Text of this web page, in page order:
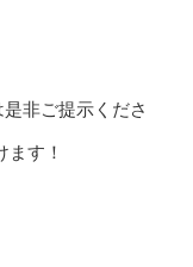
非ご提示くださ
す！